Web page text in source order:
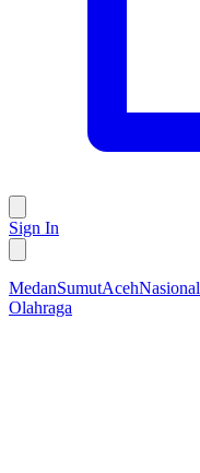
Sign In
MedanSumutAcehNasional
Olahraga